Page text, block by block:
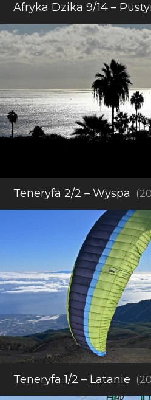
Afryka Dzika 9/14 –
Teneryfa 2/2 – Wyspa
Teneryfa 1/2 – Latanie